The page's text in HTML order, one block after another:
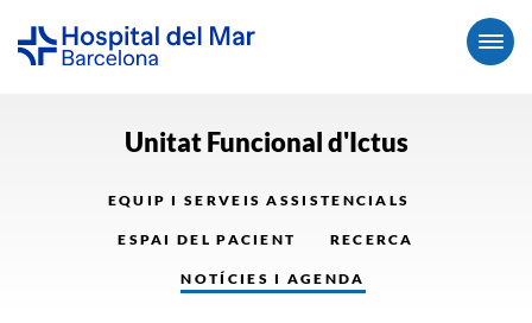
Unitat Funcional d'Ictus
EQUIP I SERVEIS ASSISTENCIALS
ESPAI DEL PACIENT RECERCA
NOTÍCIES I AGENDA